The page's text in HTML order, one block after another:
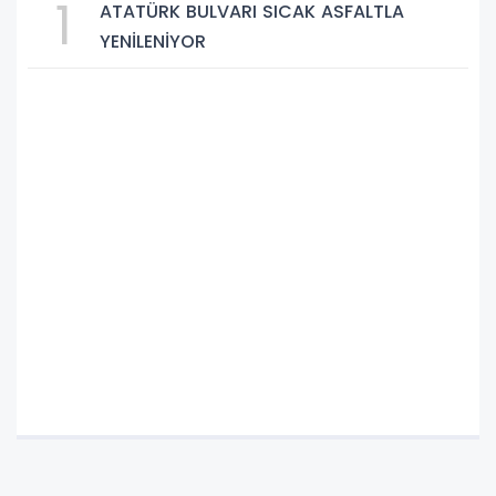
1
ATATÜRK BULVARI SICAK ASFALTLA
YENİLENİYOR